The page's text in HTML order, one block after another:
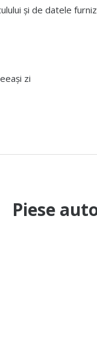
și de datele
zi
Piese